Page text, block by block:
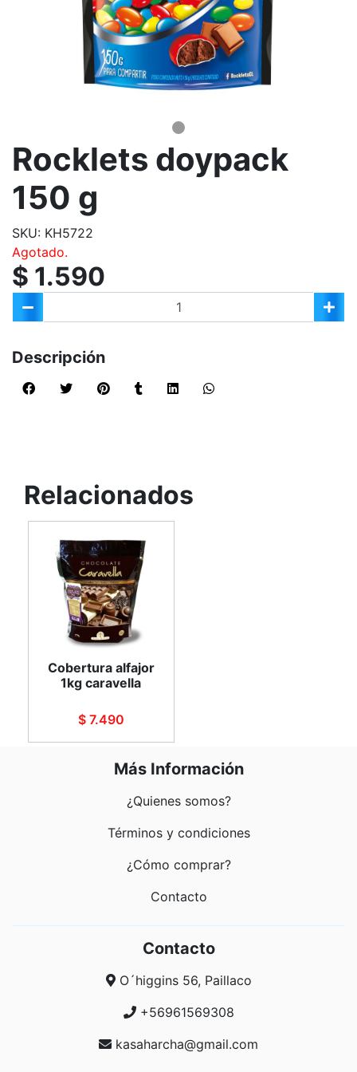
Rocklets doypack
150 g
SKU: KH5722
Agotado.
$ 1.590
Descripción
Relacionados
Cobertura alfajor
1kg caravella
$ 7.490
Más Información
¿Quienes somos?
Términos y condiciones
¿Cómo comprar?
Contacto
Contacto
O´higgins 56, Paillaco
+56961569308
kasaharcha@gmail.com